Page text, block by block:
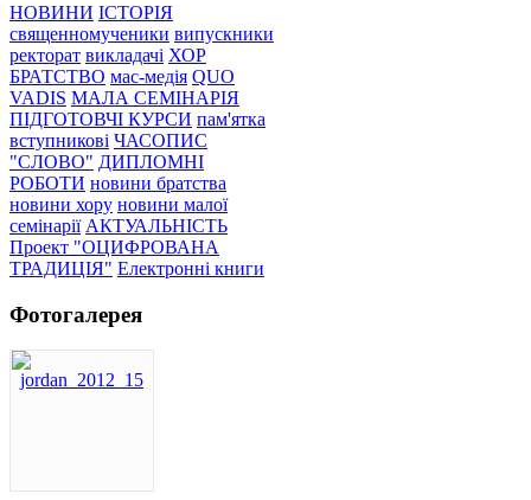
НОВИНИ ІСТОРІЯ
священномученики випускники
ректорат викладачі ХОР
БРАТСТВО мас-медія QUO
VADIS МАЛА СЕМІНАРІЯ
ПІДГОТОВЧІ КУРСИ пам'ятка
вступникові ЧАСОПИС
"СЛОВО" ДИПЛОМНІ
РОБОТИ новини братства
новини хору новини малої
семінарії АКТУАЛЬНІСТЬ
Проект "ОЦИФРОВАНА
ТРАДИЦІЯ" Електронні книги
Фотогалерея